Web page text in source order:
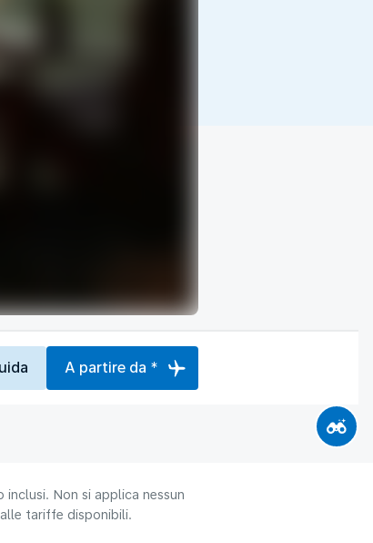
A partire da *
Non si applica nessun
tariffe disponibili.